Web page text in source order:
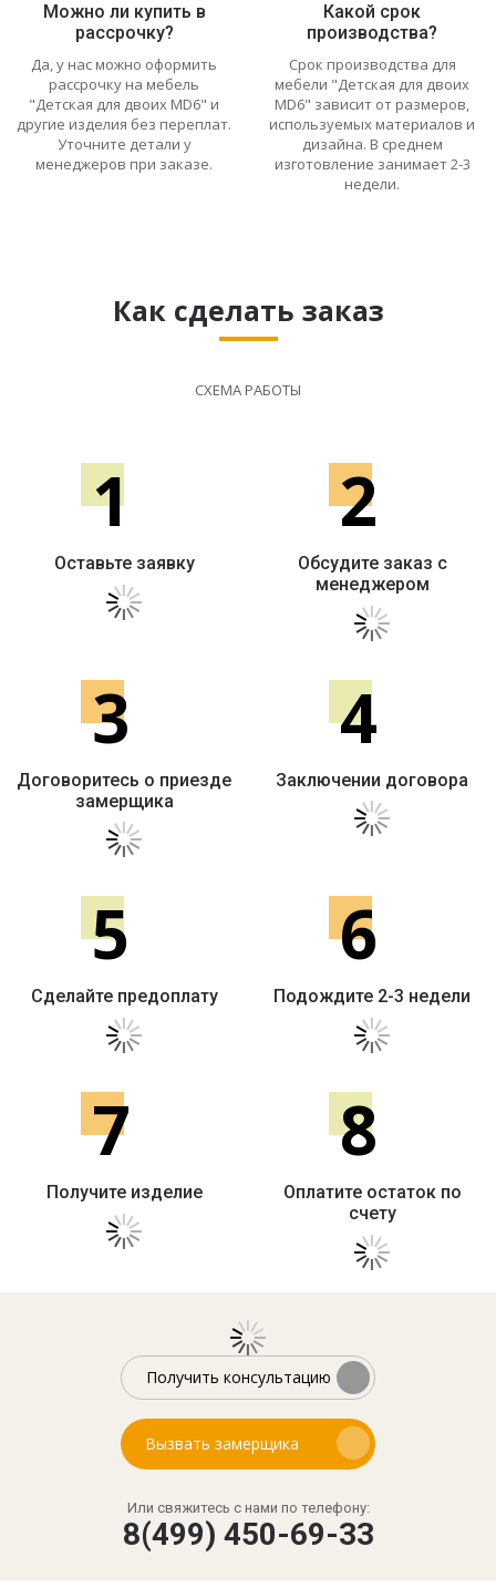
Можно ли купить в
рассрочку?
Да, у нас можно оформить
рассрочку на мебель
"Детская для двоих MD6" и
другие изделия без переплат.
Уточните детали у
менеджеров при заказе.
Какой срок
производства?
Срок производства для
мебели "Детская для двоих
MD6" зависит от размеров,
используемых материалов и
дизайна. В среднем
изготовление занимает 2-3
недели.
Как сделать заказ
СХЕМА РАБОТЫ
1
Оставьте заявку
2
Обсудите заказ с
менеджером
3
Договоритесь о приезде
замерщика
4
Заключении договора
5
Сделайте предоплату
6
Подождите 2-3 недели
7
Получите изделие
8
Оплатите остаток по
счету
Получить консультацию
Вызвать замерщика
Или свяжитесь с нами по телефону:
8(499) 450-69-33